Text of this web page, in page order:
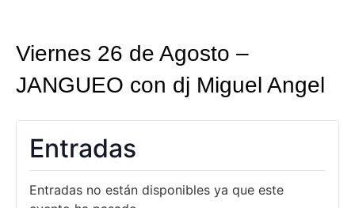
Viernes 26 de Agosto –
JANGUEO con dj Miguel Angel
Entradas
Entradas no están disponibles ya que este